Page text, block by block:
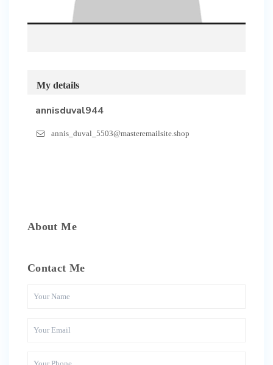
My details
annisduval944
annis_duval_5503@masteremailsite.shop
About Me
Contact Me